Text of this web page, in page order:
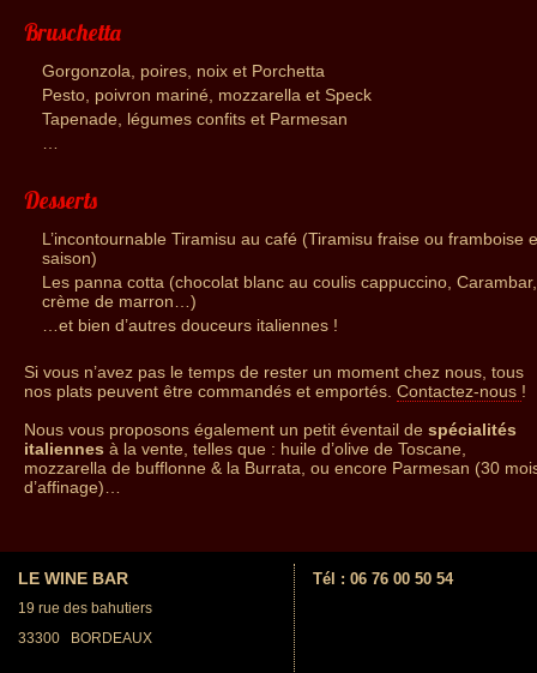
Bruschetta
Gorgonzola, poires, noix et Porchetta
Pesto, poivron mariné, mozzarella et Speck
Tapenade, légumes confits et Parmesan
Desserts
L’incontournable Tiramisu au café (Tiramisu fraise ou framboise
saison)
Les panna cotta (chocolat blanc au coulis cappuccino, Carambar,
crème de marron…)
…et bien d’autres douceurs italiennes !
Si vous n’avez pas le temps de rester un moment chez nous, tous
nos plats peuvent être commandés et emportés. Contactez-nous !
Nous vous proposons également un petit éventail de spécialités
italiennes à la vente, telles que : huile d’olive de Toscane,
mozzarella de bufflonne & la Burrata, ou encore Parmesan (30
d’affinage)…
LE WINE BAR
19 rue des bahutiers
33300
BORDEAUX
Tél : 06 76 00 50 54